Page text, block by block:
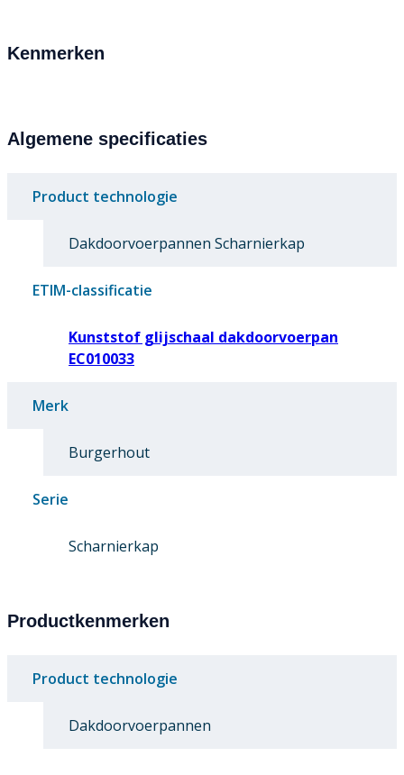
Kenmerken
Algemene specificaties
Product technologie
Dakdoorvoerpannen Scharnierkap
ETIM-classificatie
Kunststof glijschaal dakdoorvoerpan
EC010033
Merk
Burgerhout
Serie
Scharnierkap
Productkenmerken
Product technologie
Dakdoorvoerpannen